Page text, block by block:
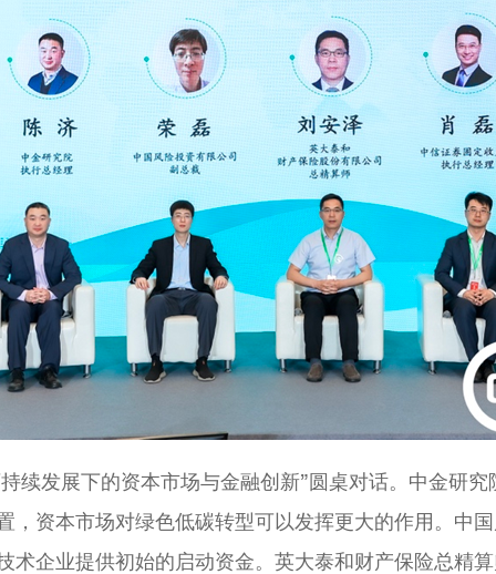
续发展下的资本市场与金融创新”圆桌对话。中金研
，资本市场对绿色低碳转型可以发挥更大的作用。中
术企业提供初始的启动资金。英大泰和财产保险总精